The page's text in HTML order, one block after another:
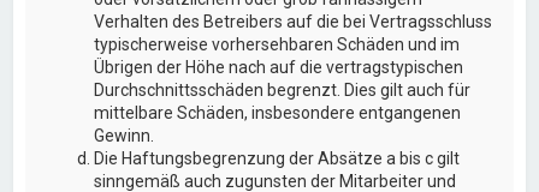
Verhalten des Betreibers auf die bei Vertragsschluss
typischerweise vorhersehbaren Schäden und im
Übrigen der Höhe nach auf die vertragstypischen
Durchschnittsschäden begrenzt. Dies gilt auch für
mittelbare Schäden, insbesondere entgangenen
Gewinn.
Die Haftungsbegrenzung der Absätze a bis c gilt
sinngemäß auch zugunsten der Mitarbeiter und